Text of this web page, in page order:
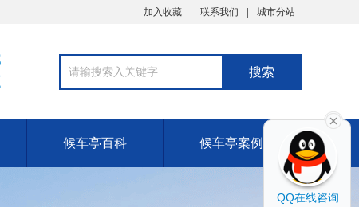
加入收藏 联系我们 城市分站
候车亭百科 候车亭案例
QQ在线咨询